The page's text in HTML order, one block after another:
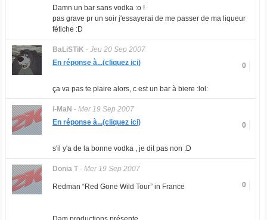
Damn un bar sans vodka :o !
pas grave pr un soir j'essayerai de me passer de ma liqueur
fétiche :D
BaLiSTiK - Jeu 20 Sep 2007
0
En réponse à...(cliquez ici)
ça va pas te plaire alors, c est un bar à biere :lol:
i-MaN - Mer 19 Sep 2007
0
En réponse à...(cliquez ici)
s'il y'a de la bonne vodka , je dit pas non :D
Donia T- Mer 19 Sep 2007
0
Redman “Red Gone Wild Tour” in France